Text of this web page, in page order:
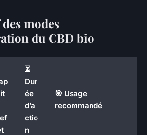
modes
du CBD bio
⏳
Dur
ée
d’a
ctio
n
🎯 Usage
recommandé